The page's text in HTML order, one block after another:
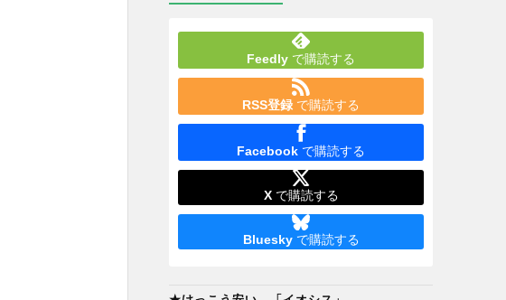
Feedly で購読する
RSS登録 で購読する
Facebook で購読する
Xで購読する
Blueskyで購読する